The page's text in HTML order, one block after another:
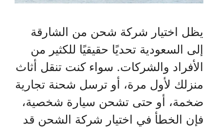
يظل اختيار شركة شحن من الشارقة
إلى السعودية تحديًا حقيقيًا للكثير من
الأفراد والشركات. سواء كنت تنقل أثاث
منزلك لأول مرة، أو ترسل شحنة تجارية
ضخمة، أو حتى تشحن سيارة شخصية،
فإن الخطأ في اختيار شركة الشحن قد